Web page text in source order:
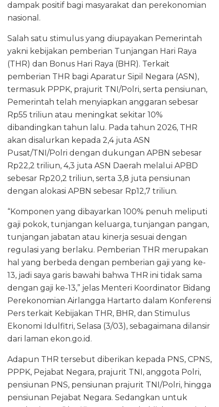
dampak positif bagi masyarakat dan perekonomian
nasional.
Salah satu stimulus yang diupayakan Pemerintah
yakni kebijakan pemberian Tunjangan Hari Raya
(THR) dan Bonus Hari Raya (BHR). Terkait
pemberian THR bagi Aparatur Sipil Negara (ASN),
termasuk PPPK, prajurit TNI/Polri, serta pensiunan,
Pemerintah telah menyiapkan anggaran sebesar
Rp55 triliun atau meningkat sekitar 10%
dibandingkan tahun lalu. Pada tahun 2026, THR
akan disalurkan kepada 2,4 juta ASN
Pusat/TNI/Polri dengan dukungan APBN sebesar
Rp22,2 triliun, 4,3 juta ASN Daerah melalui APBD
sebesar Rp20,2 triliun, serta 3,8 juta pensiunan
dengan alokasi APBN sebesar Rp12,7 triliun.
“Komponen yang dibayarkan 100% penuh meliputi
gaji pokok, tunjangan keluarga, tunjangan pangan,
tunjangan jabatan atau kinerja sesuai dengan
regulasi yang berlaku. Pemberian THR merupakan
hal yang berbeda dengan pemberian gaji yang ke-
13, jadi saya garis bawahi bahwa THR ini tidak sama
dengan gaji ke-13,” jelas Menteri Koordinator Bidang
Perekonomian Airlangga Hartarto dalam Konferensi
Pers terkait Kebijakan THR, BHR, dan Stimulus
Ekonomi Idulfitri, Selasa (3/03), sebagaimana dilansir
dari laman ekon.go.id.
Adapun THR tersebut diberikan kepada PNS, CPNS,
PPPK, Pejabat Negara, prajurit TNI, anggota Polri,
pensiunan PNS, pensiunan prajurit TNI/Polri, hingga
pensiunan Pejabat Negara. Sedangkan untuk